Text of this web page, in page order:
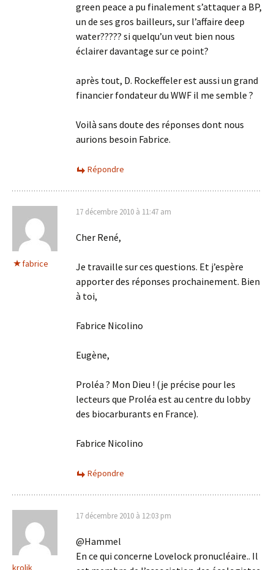
green peace a pu finalement s’attaquer a BP,
un de ses gros bailleurs, sur l’affaire deep
water????? si quelqu’un veut bien nous
éclairer davantage sur ce point?
après tout, D. Rockeffeler est aussi un grand
financier fondateur du WWF il me semble ?
Voilà sans doute des réponses dont nous
aurions besoin Fabrice.
Répondre
fabrice
17 décembre 2010 à 11:47 am
Cher René,
Je travaille sur ces questions. Et j’espère
apporter des réponses prochainement. Bien
à toi,
Fabrice Nicolino
Eugène,
Proléa ? Mon Dieu ! (je précise pour les
lecteurs que Proléa est au centre du lobby
des biocarburants en France).
Fabrice Nicolino
Répondre
krolik
17 décembre 2010 à 12:03 pm
@Hammel
En ce qui concerne Lovelock pronucléaire.. Il